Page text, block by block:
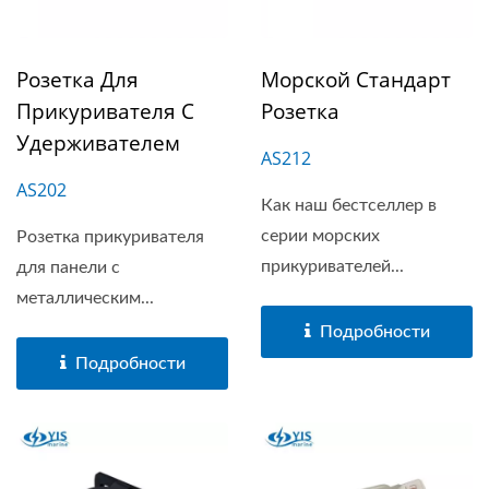
Розетка Для
Прикуривателя С
Удерживателем
AS202
Розетка прикуривателя
для панели с
металлическим...
Подробности
Морской Стандарт
Розетка
AS212
Как наш бестселлер в
серии морских
прикуривателей...
Подробности